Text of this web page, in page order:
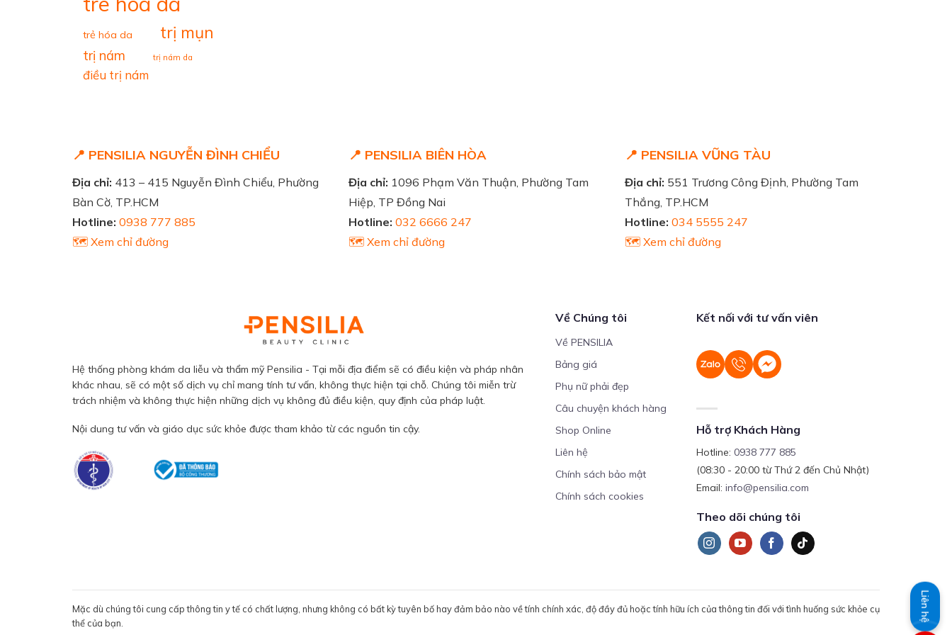
trẻ hóa da trị mụn
trị nám trị nám da
điều trị nám
📍 PENSILIA NGUYỄN ĐÌNH CHIỂU
Địa chỉ: 413 – 415 Nguyễn Đình Chiểu, Phường
Bàn Cờ, TP.HCM
Hotline: 0938 777 885
🗺️ Xem chỉ đường
📍 PENSILIA BIÊN HÒA
Địa chỉ: 1096 Phạm Văn Thuận, Phường Tam
Hiệp, TP Đồng Nai
Hotline: 032 6666 247
🗺️ Xem chỉ đường
📍 PENSILIA VŨNG TÀU
Địa chỉ: 551 Trương Công Định, Phường Tam
Thắng, TP.HCM
Hotline: 034 5555 247
🗺️ Xem chỉ đường
Hệ thống phòng khám da liễu và thẩm mỹ Pensilia - Tại mỗi địa điểm sẽ có điều kiện và pháp nhân
khác nhau, sẽ có một số dịch vụ chỉ mang tính tư vấn, không thực hiện tại chỗ. Chúng tôi miễn trừ
trách nhiệm và không thực hiện những dịch vụ không đủ điều kiện, quy định của pháp luật.
Nội dung tư vấn và giáo dục sức khỏe được tham khảo từ các nguồn tin cậy.
Về Chúng tôi
Về PENSILIA
Bảng giá
Phụ nữ phải đẹp
Câu chuyện khách hàng
Shop Online
Liên hệ
Chính sách bảo mật
Chính sách cookies
Kết nối với tư vấn viên
Hỗ trợ Khách Hàng
Hotline:0938 777 885
(08:30 - 20:00 từ Thứ 2 đến Chủ Nhật)
Email:info@pensilia.com
Theo dõi chúng tôi
Mặc dù chúng tôi cung cấp thông tin y tế có chất lượng, nhưng không có bất kỳ tuyên bố hay đảm bảo nào về tính chính xác, độ đầy đủ hoặc tính hữu ích của thông tin đối với tình huống sức khỏe cụ
thể của bạn.
Liên hệ